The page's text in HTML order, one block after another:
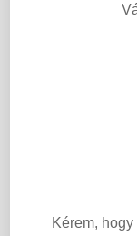
Kérem, hogy